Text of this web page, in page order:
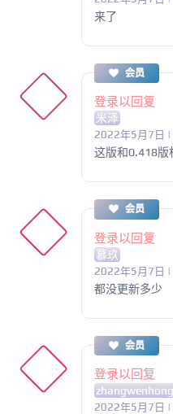
来了
会员
登录以回复
米泽
2022年5月7日 |
这版和0.418版
会员
登录以回复
慕玖
2022年5月7日 |
都没更新多少
会员
登录以回复
zhangwenhong
2022年5月7日 |